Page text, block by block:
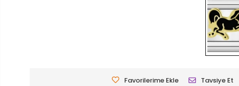
Favorilerime Ekle Tavsiye Et